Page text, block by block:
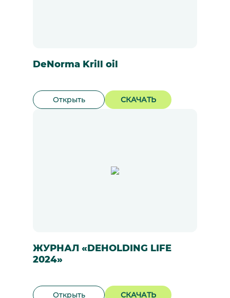
DeNorma Krill oil
Открыть СКАЧАТЬ
ЖУРНАЛ «DEHOLDING LIFE
2024»
Открыть СКАЧАТЬ